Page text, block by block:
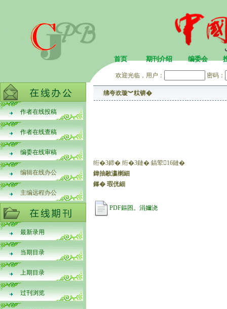
首页 期刊介绍 编委会
欢迎光临，用户： 密码：
作者在线投稿
作者在线查稿
编委在线审稿
编辑在线办公
主编远程办公
最新录用
当期目录
上期目录
过刊浏览
绋夸欢璇︾粏锛�
绗�3鍗� 绗�3鏈� 鎬荤16鏈�
鍏抽敭瀛楋細
鎽� 瑕侊細
PDF鏂囨。涓嬭浇